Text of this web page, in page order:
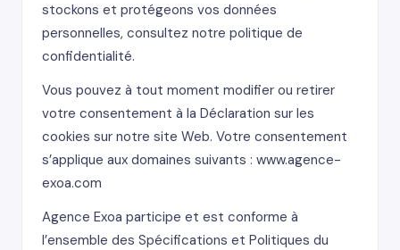
stockons et protégeons vos données
personnelles, consultez notre politique de
confidentialité.
Vous pouvez à tout moment modifier ou retirer
votre consentement à la Déclaration sur les
cookies sur notre site Web. Votre consentement
s’applique aux domaines suivants : www.agence-
exoa.com
Agence Exoa participe et est conforme à
l’ensemble des Spécifications et Politiques du